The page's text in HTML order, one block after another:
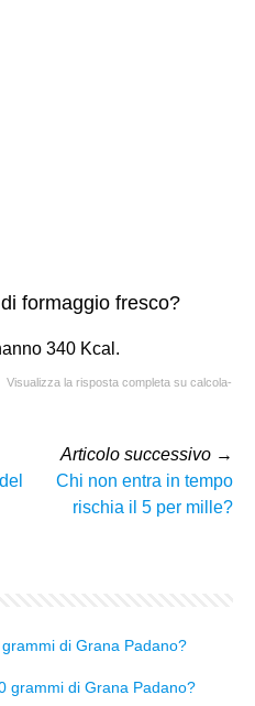
formaggio fresco?
340 Kcal.
Visualizza la risposta completa su calcola-
Articolo successivo →
Chi non entra in tempo
rischia il 5 per mille?
di Grana Padano?
grammi di Grana Padano?